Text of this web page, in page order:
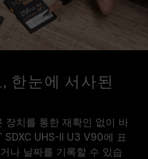
한눈에 서사된
장치를 통한 재확인 없이 바
SDXC UHS-II U3 V90에 표
나 날짜를 기록할 수 있습